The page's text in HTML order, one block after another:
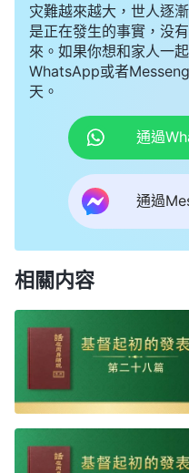
灾難越來越大，世人逐
是正在發生的事實，没
來。如果你想和家人一
WhatsApp或者
天。
通過
通過
相關内容